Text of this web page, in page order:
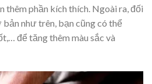
thêm phần kích thích. Ngoài ra, đối
như trên, bạn cũng có thể
để tăng thêm màu sắc và